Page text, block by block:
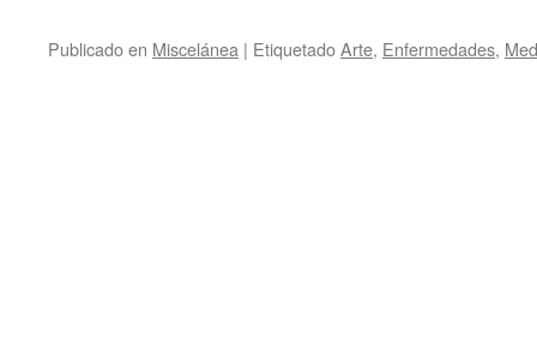
Publicado en Miscelánea | EtiquetadoArte, Enfermedades,